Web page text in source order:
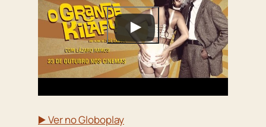
▶️ Ver no Globoplay